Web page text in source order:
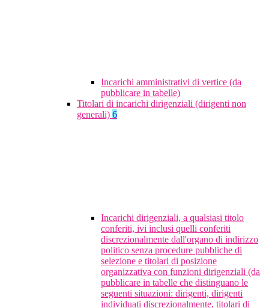
Incarichi amministrativi di vertice (da
pubblicare in tabelle)
Titolari di incarichi dirigenziali (dirigenti non
generali) 6
Incarichi dirigenziali, a qualsiasi titolo
conferiti, ivi inclusi quelli conferiti
discrezionalmente dall'organo di indirizzo
politico senza procedure pubbliche di
selezione e titolari di posizione
organizzativa con funzioni dirigenziali (da
pubblicare in tabelle che distinguano le
seguenti situazioni: dirigenti, dirigenti
individuati discrezionalmente, titolari di